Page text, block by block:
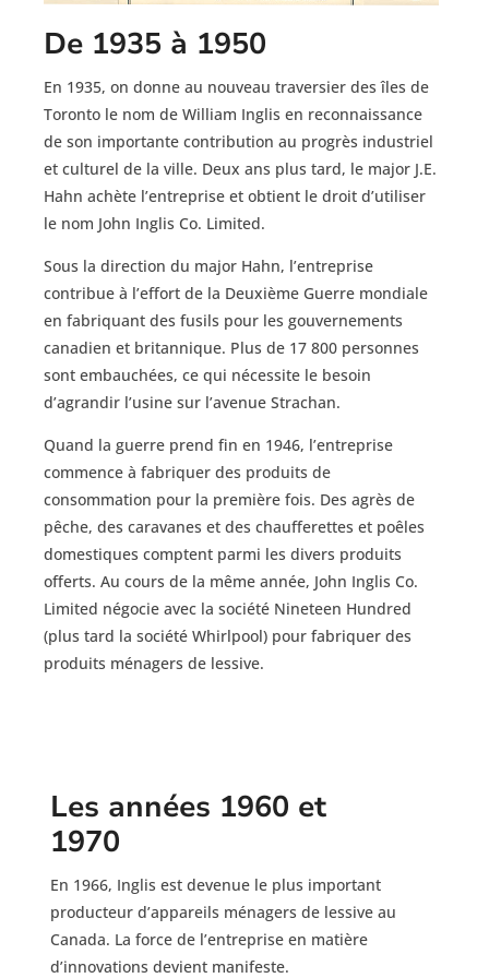
De 1935 à 1950
En 1935, on donne au nouveau traversier des îles de
Toronto le nom de William Inglis en reconnaissance
de son importante contribution au progrès industriel
et culturel de la ville. Deux ans plus tard, le major J.E.
Hahn achète l’entreprise et obtient le droit d’utiliser
le nom John Inglis Co. Limited.
Sous la direction du major Hahn, l’entreprise
contribue à l’effort de la Deuxième Guerre mondiale
en fabriquant des fusils pour les gouvernements
canadien et britannique. Plus de 17 800 personnes
sont embauchées, ce qui nécessite le besoin
d’agrandir l’usine sur l’avenue Strachan.
Quand la guerre prend fin en 1946, l’entreprise
commence à fabriquer des produits de
consommation pour la première fois. Des agrès de
pêche, des caravanes et des chaufferettes et poêles
domestiques comptent parmi les divers produits
offerts. Au cours de la même année, John Inglis Co.
Limited négocie avec la société Nineteen Hundred
(plus tard la société Whirlpool) pour fabriquer des
produits ménagers de lessive.
Les années 1960 et
1970
En 1966, Inglis est devenue le plus important
producteur d’appareils ménagers de lessive au
Canada. La force de l’entreprise en matière
d’innovations devient manifeste.